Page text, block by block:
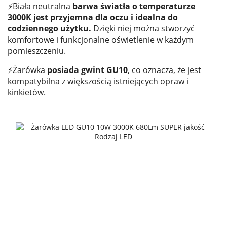
⚡Biała neutralna barwa światła o temperaturze
3000K jest przyjemna dla oczu i idealna do
codziennego użytku. Dzięki niej można stworzyć
komfortowe i funkcjonalne oświetlenie w każdym
pomieszczeniu.
⚡Żarówka posiada gwint GU10, co oznacza, że jest
kompatybilna z większością istniejących opraw i
kinkietów.